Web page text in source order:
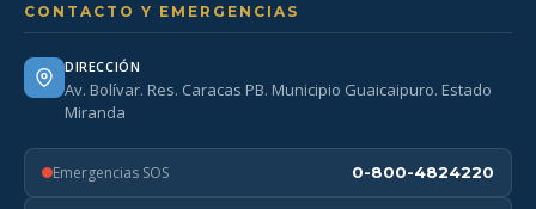
CONTACTO Y EMERGENCIAS
DIRECCIÓN
Av. Bolívar. Res. Caracas PB. Municipio Guaicaipuro. Estado
Miranda
Emergencias SOS 0-800-4824220